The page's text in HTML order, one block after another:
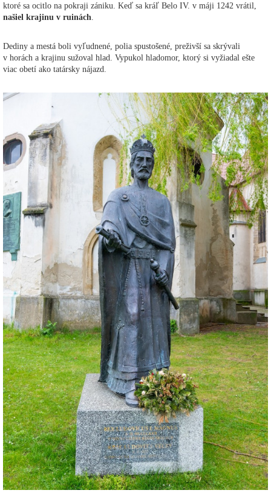
ktoré sa ocitlo na pokraji zániku. Keď sa kráľ Belo IV. v máji 1242 vrátil,
našiel krajinu v ruinách
Dediny a mestá boli vyľudnené, polia spustošené, preživší sa skrývali
v horách a krajinu sužoval hlad. Vypukol hladomor, ktorý si vyžiadal ešte
viac obetí ako tatársky nájazd.